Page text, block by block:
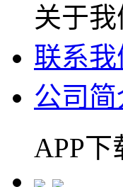
关于我
联系我
公司简
APP下